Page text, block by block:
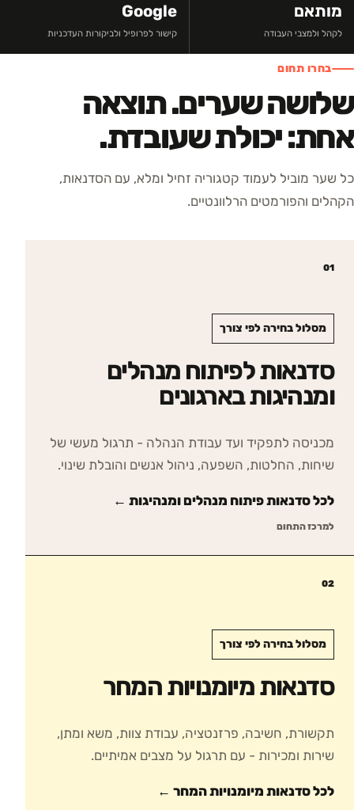
מותאם
לקהל ולמצבי העבודה
Google
קישור לפרופיל ולביקורות העדכניות
בחרו תחום
שלושה שערים. תוצאה
אחת: יכולת שעובדת.
כל שער מוביל לעמוד קטגוריה זחיל ומלא, עם הסדנאות,
הקהלים והפורמטים הרלוונטיים.
01
מסלול בחירה לפי צורך
סדנאות לפיתוח מנהלים
ומנהיגות בארגונים
מכניסה לתפקיד ועד עבודת הנהלה - תרגול מעשי של
שיחות, החלטות, השפעה, ניהול אנשים והובלת שינוי.
לכל סדנאותפיתוח מנהלים ומנהיגות ←
למרכז התחום
02
מסלול בחירה לפי צורך
סדנאות מיומנויות המחר
תקשורת, חשיבה, פרזנטציה, עבודת צוות, משא ומתן,
שירות ומכירות - עם תרגול על מצבים אמיתיים.
לכל סדנאות מיומנויות המחר ←